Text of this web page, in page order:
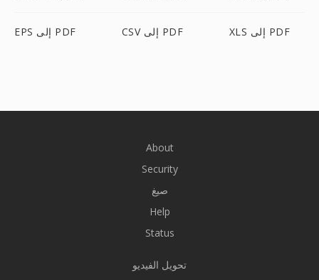
EPS إلى PDF CSV إلى PDF XLS إلى PDF
About
Security
صيغ
Help
Status
تحويل الفيديو